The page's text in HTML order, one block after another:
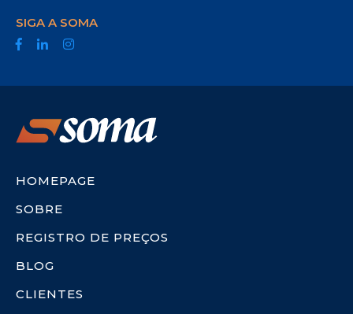
SIGA A SOMA
HOMEPAGE
SOBRE
REGISTRO DE PREÇOS
BLOG
CLIENTES